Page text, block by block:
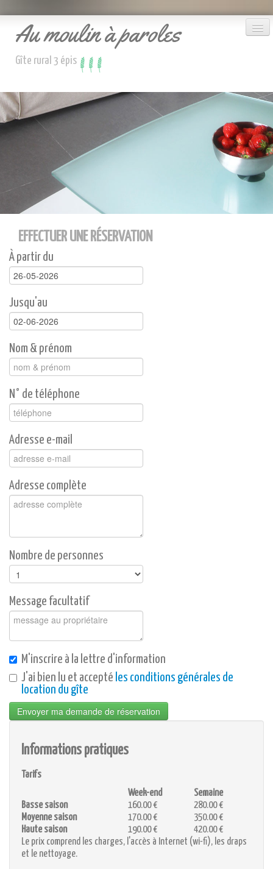
Au moulin à paroles
Gîte rural 3 épis
Le gîte
Accueil
Nous contacter
EFFECTUER UNE RÉSERVATION
À partir du
Jusqu'au
Nom & prénom
N° de téléphone
Adresse e-mail
Adresse complète
Nombre de personnes
Message facultatif
M'inscrire à la lettre d'information
J'ai bien lu et accepté les conditions générales de
location du gîte
Envoyer ma demande de réservation
Informations pratiques
Tarifs
Week-end
Semaine
Basse saison
160.00 €
280.00 €
Moyenne saison
170.00 €
350.00 €
Haute saison
190.00 €
420.00 €
Le prix comprend les charges, l'accès à Internet (wi-fi), les draps
et le nettoyage.